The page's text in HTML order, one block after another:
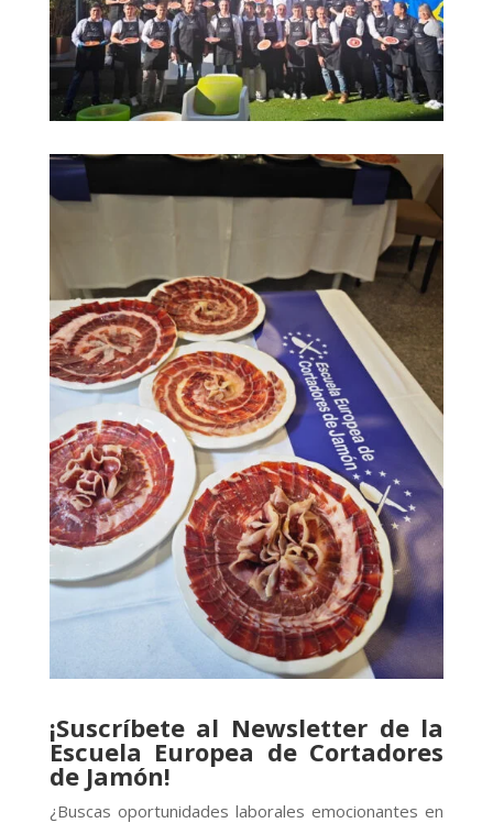
¡Suscríbete al Newsletter de la
Escuela Europea de Cortadores
de Jamón!
¿Buscas oportunidades laborales emocionantes en